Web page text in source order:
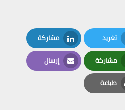
تغريد
Twitter
مشاركة
LinkedIn
مشاركة
Whatsapp
إرسال
Email
طباعة
Print